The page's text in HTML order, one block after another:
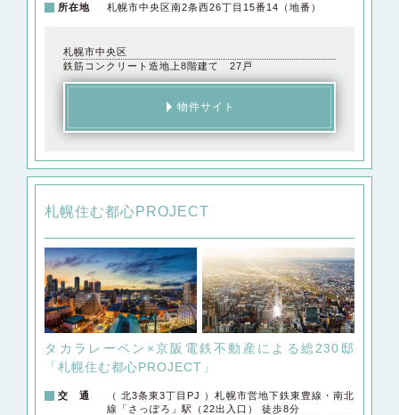
所在地
札幌市中央区南2条西26丁目15番14（地番）
札幌市中央区
鉄筋コンクリート造地上8階建て 27戸
物件サイト
札幌住む都心PROJECT
タカラレーベン×京阪電鉄不動産による総230邸
「札幌住む都心PROJECT」
交 通
（ 北3条東3丁目PJ ）札幌市営地下鉄東豊線・南北
線「さっぽろ」駅（22出入口） 徒歩8分